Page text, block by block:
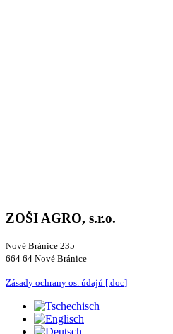
ZOŠI AGRO, s.r.o.
Nové Bránice 235
664 64 Nové Bránice
Zásady ochrany os. údajů [.doc]